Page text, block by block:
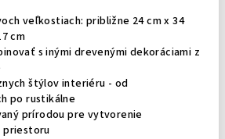
veľkostiach: približne 24 cm x 34
cm
s inými drevenými dekoráciami z
štýlov interiéru - od
po rustikálne
prírodou pre vytvorenie
priestoru